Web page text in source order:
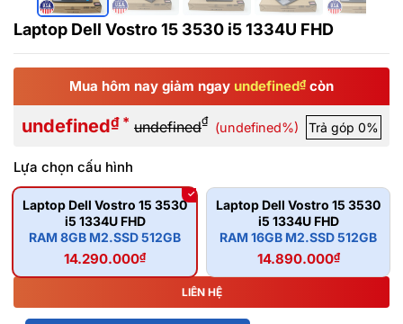
Laptop Dell Vostro 15 3530 i5 1334U FHD
Mua hôm nay giảm ngay undefined₫ còn
undefined₫ * undefined₫ (undefined%) Trả góp 0%
Lựa chọn cấu hình
Laptop Dell Vostro 15 3530
i5 1334U FHD
RAM 8GB M2.SSD 512GB
14.290.000₫
Laptop Dell Vostro 15 3530
i5 1334U FHD
RAM 16GB M2.SSD 512GB
14.890.000₫
LIÊN HỆ